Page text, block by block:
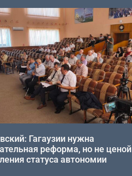
Гагаузии нужна
реформа, но не ценой
статуса автономии